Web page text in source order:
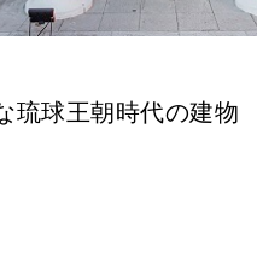
琉球王朝時代の建物